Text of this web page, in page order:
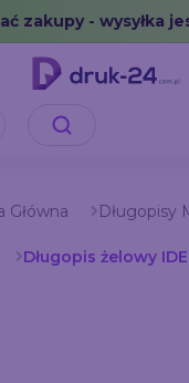
cache or invalid
zakupy - wysyłka
Główna Długopisy
Długopis żelowy